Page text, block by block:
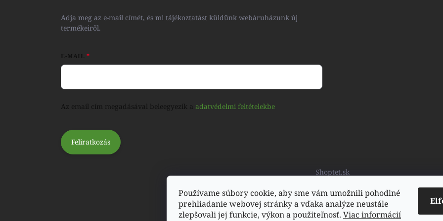
Používame súbory cookie, aby sme vám umožnili pohodlné
prehliadanie webovej stránky a vďaka analýze neustále
zlepšovali jej funkcie, výkon a použiteľnosť. Viac informácií
Adja meg az e-mail címét, és mi tájékoztatást küldünk webáruházunk új
termékeiről.
E-MAIL
Az email cím megadásával beleegyezik a adatvédelmi feltételekbe
Feliratkozás
Shoptet.sk